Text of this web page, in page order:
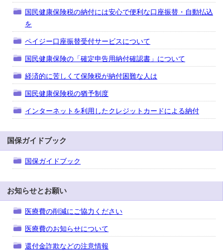
国民健康保険税の納付には安心で便利な口座振替・自動払込
を
ペイジー口座振替受付サービスについて
国民健康保険の「確定申告用納付確認書」について
経済的に苦しくて保険税が納付困難な人は
国民健康保険税の猶予制度
インターネットを利用したクレジットカードによる納付
国保ガイドブック
国保ガイドブック
お知らせとお願い
医療費の削減にご協力ください
医療費のお知らせについて
還付金詐欺などの注意情報